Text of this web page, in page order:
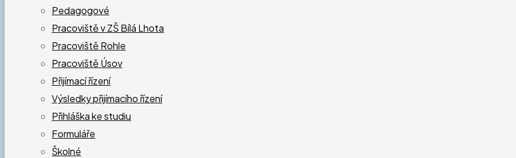
Pedagogové
Pracoviště v ZŠ Bílá Lhota
Pracoviště Rohle
Pracoviště Úsov
Přijímací řízení
Výsledky přijímacího řízení
Přihláška ke studiu
Formuláře
Školné